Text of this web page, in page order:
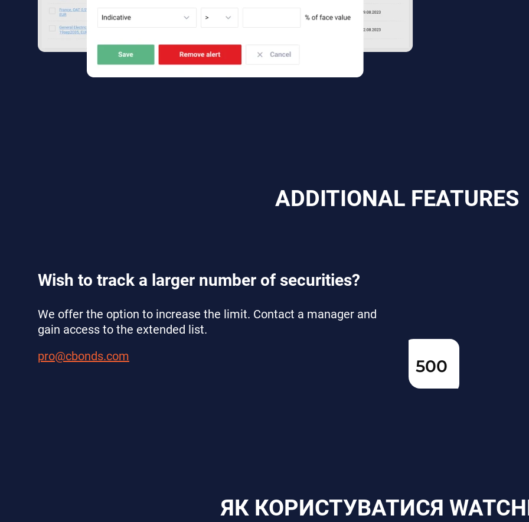
ADDITIONAL FEATURES
Wish to track a larger number of securities?
We offer the option to increase the limit. Contact a manager and
gain access to the extended list.
pro@cbonds.com
500
ЯК КОРИСТУВАТИСЯ